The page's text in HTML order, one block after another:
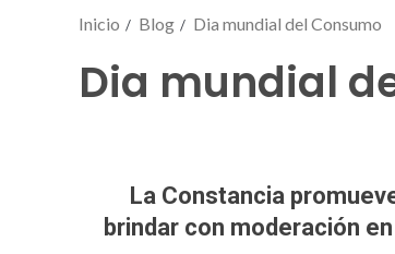
Inicio Blog Dia mundial del Consumo
Dia mundial
La Constancia
brindar con moderación